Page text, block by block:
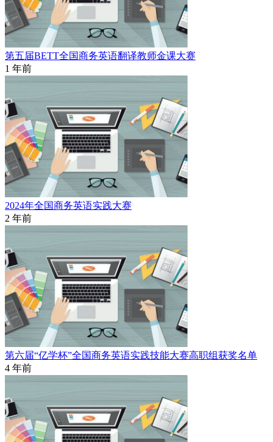
第五届BETT全国商务英语翻译教师金课大赛
1 年前
2024年全国商务英语实践大赛
2 年前
第六届“亿学杯”全国商务英语实践技能大赛高职组获奖名单
4 年前